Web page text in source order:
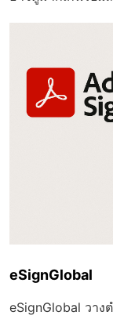
eSignGlobal
eSignGlobal วาง